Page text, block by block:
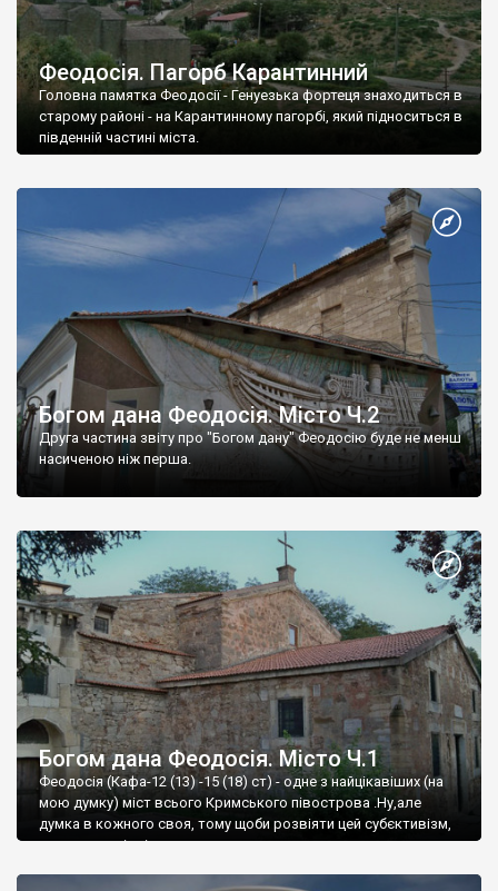
Феодосія. Пагорб Карантинний
Головна памятка Феодосії - Генуезька фортеця знаходиться в
старому районі - на Карантинному пагорбі, який підноситься в
південній частині міста.
Богом дана Феодосія. Місто Ч.2
Друга частина звіту про "Богом дану" Феодосію буде не менш
насиченою ніж перша.
Богом дана Феодосія. Місто Ч.1
Феодосія (Кафа-12 (13) -15 (18) ст) - одне з найцікавіших (на
мою думку) міст всього Кримського півострова .Ну,але
думка в кожного своя, тому щоби розвіяти цей субєктивізм,
запрошую відвідати це